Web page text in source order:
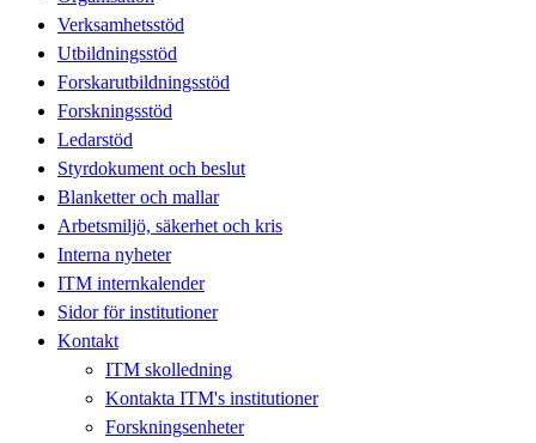
Verksamhetsstöd
Utbildningsstöd
Forskarutbildningsstöd
Forskningsstöd
Ledarstöd
Styrdokument och beslut
Blanketter och mallar
Arbetsmiljö, säkerhet och kris
Interna nyheter
ITM internkalender
Sidor för institutioner
Kontakt
ITM skolledning
Kontakta ITM's institutioner
Forskningsenheter